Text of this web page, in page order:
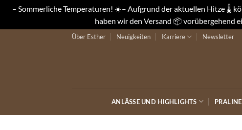
– Sommerliche Temperaturen! ☀️– Aufgrund der aktuellen Hitze 🌡️
haben wir den Versand 📦 vorübergehend
Über Esther Neuigkeiten Karriere Newsletter
ANLÄSSE UND HIGHLIGHTS